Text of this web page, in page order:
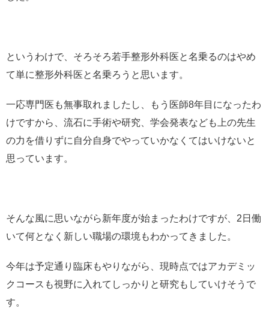
というわけで、そろそろ若手整形外科医と名乗るのはやめ
て単に整形外科医と名乗ろうと思います。
一応専門医も無事取れましたし、もう医師8年目になったわ
けですから、流石に手術や研究、学会発表なども上の先生
の力を借りずに自分自身でやっていかなくてはいけないと
思っています。
そんな風に思いながら新年度が始まったわけですが、2日働
いて何となく新しい職場の環境もわかってきました。
今年は予定通り臨床もやりながら、現時点ではアカデミッ
クコースも視野に入れてしっかりと研究もしていけそうで
す。